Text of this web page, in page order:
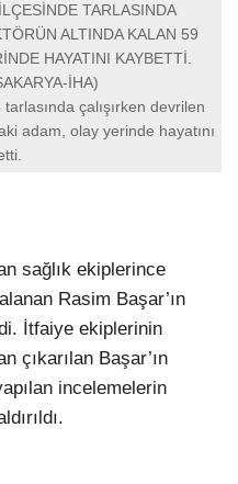
TARLASINDA
ALTINDA KALAN 59
HAYATINI KAYBETTİ.
İHA)
çalışırken devrilen
adam, olay yerinde hayatını
sağlık ekiplerince
Rasim Başar’ın
İtfaiye ekiplerinin
çıkarılan Başar’ın
incelemelerin